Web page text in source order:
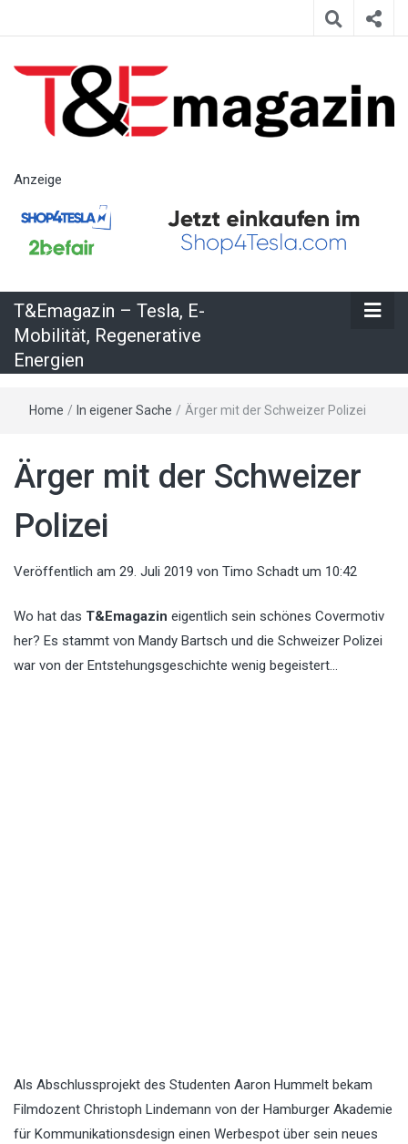
– Tesla, E-
Regenerative
Energien
Anzeige
T&Emagazin – Tesla, E-
Mobilität, Regenerative
Energien
Home / In eigener Sache / Ärger mit der Schweizer Polizei
Ärger mit der Schweizer
Polizei
Veröffentlich am 29. Juli 2019 von Timo Schadt um 10:42
Wo hat das T&Emagazin eigentlich sein schönes Covermotiv
her? Es stammt von Mandy Bartsch und die Schweizer Polizei
war von der Entstehungsgeschichte wenig begeistert…
Als Abschlussprojekt des Studenten Aaron Hummelt bekam
Filmdozent Christoph Lindemann von der Hamburger Akademie
für Kommunikationsdesign einen Werbespot über sein neues